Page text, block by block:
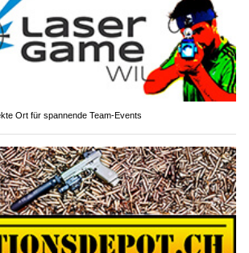
Ort für spannende Team-Events